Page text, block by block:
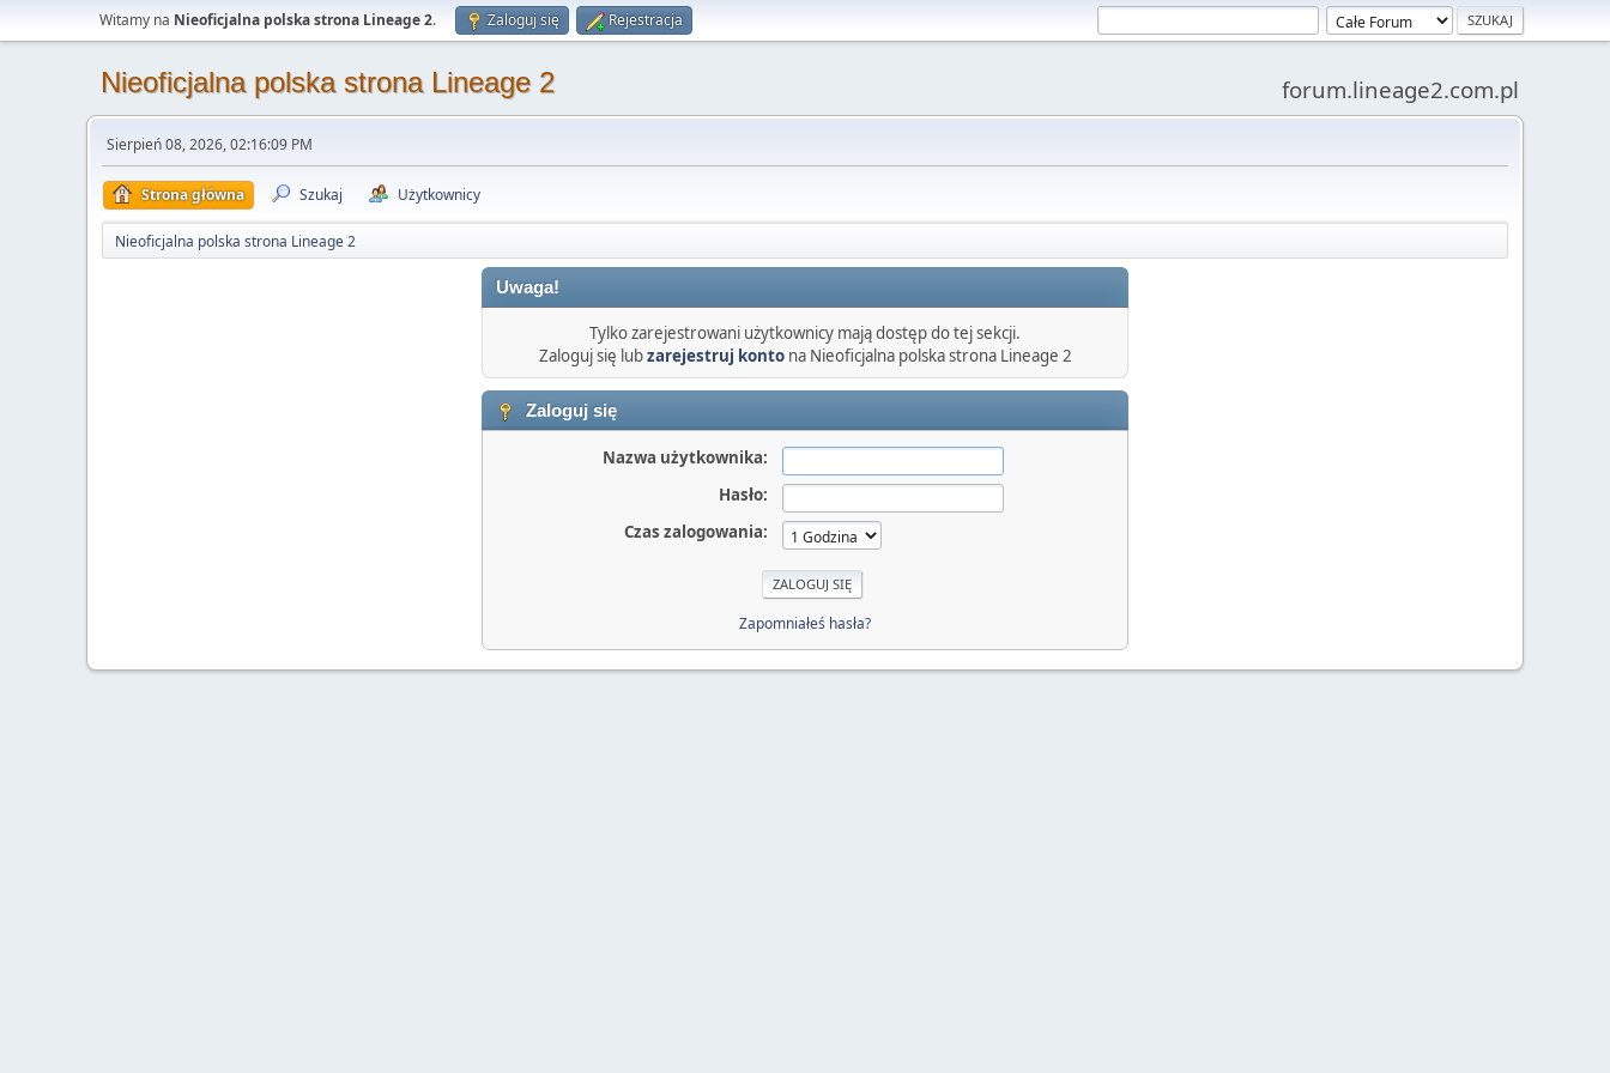
Witamy na Nieoficjalna polska strona Lineage 2. Zaloguj się Rejestracja
Nieoficjalna polska strona Lineage 2 forum.lineage2.com.pl
Sierpień 08, 2026, 02:16:09 PM
Strona główna Szukaj Użytkownicy
Nieoficjalna polska strona Lineage 2
Uwaga!
Tylko zarejestrowani użytkownicy mają dostęp do tej sekcji.
Zaloguj się lubzarejestruj kontona Nieoficjalna polska strona Lineage 2
Zaloguj się
Nazwa użytkownika:
Hasło:
Czas zalogowania:
Zapomniałeś hasła?